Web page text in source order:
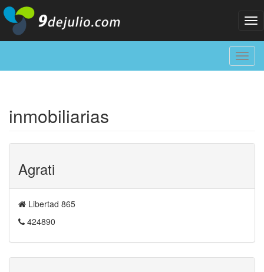
inmobiliarias
Agrati
Libertad 865
424890